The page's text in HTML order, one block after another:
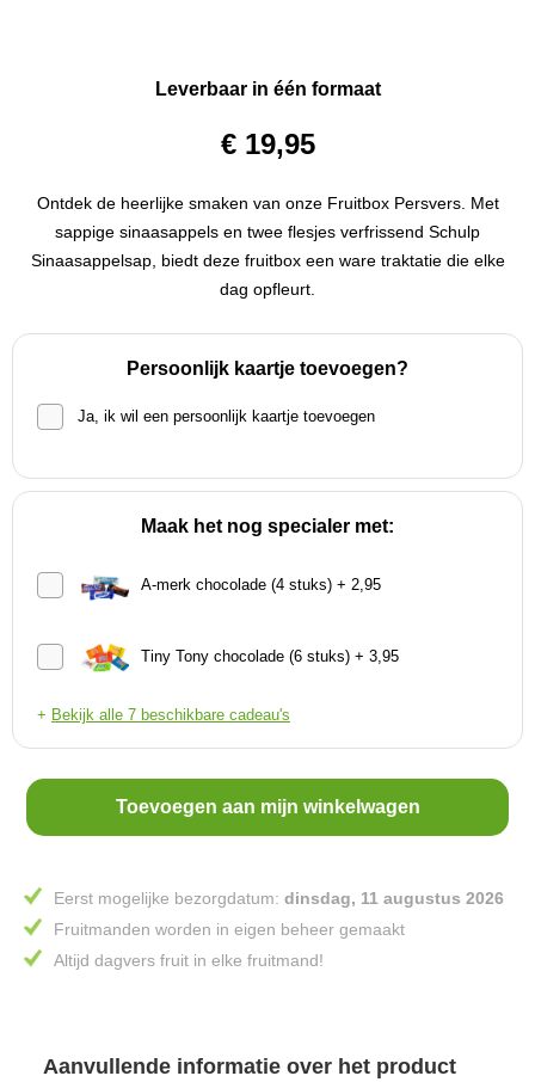
Leverbaar in één formaat
€ 19,95
Ontdek de heerlijke smaken van onze Fruitbox Persvers. Met
sappige sinaasappels en twee flesjes verfrissend Schulp
Sinaasappelsap, biedt deze fruitbox een ware traktatie die elke
dag opfleurt.
Persoonlijk kaartje toevoegen?
Ja, ik wil een persoonlijk kaartje toevoegen
Maak het nog specialer met:
A-merk chocolade (4 stuks) + 2,95
Tiny Tony chocolade (6 stuks) + 3,95
+ Bekijk alle 7 beschikbare cadeau's
Toevoegen aan mijn winkelwagen
Eerst mogelijke bezorgdatum: dinsdag, 11 augustus 2026
Fruitmanden worden in eigen beheer gemaakt
Altijd dagvers fruit in elke fruitmand!
Aanvullende informatie over het product